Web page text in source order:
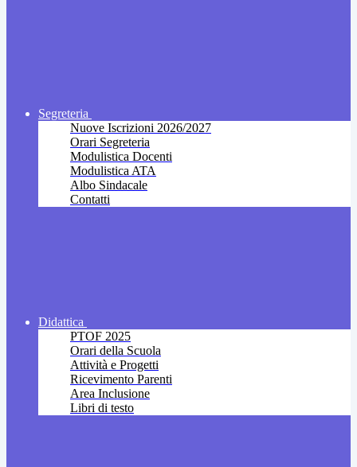
Segreteria
Nuove Iscrizioni 2026/2027
Orari Segreteria
Modulistica Docenti
Modulistica ATA
Albo Sindacale
Contatti
Didattica
PTOF 2025
Orari della Scuola
Attività e Progetti
Ricevimento Parenti
Area Inclusione
Libri di testo